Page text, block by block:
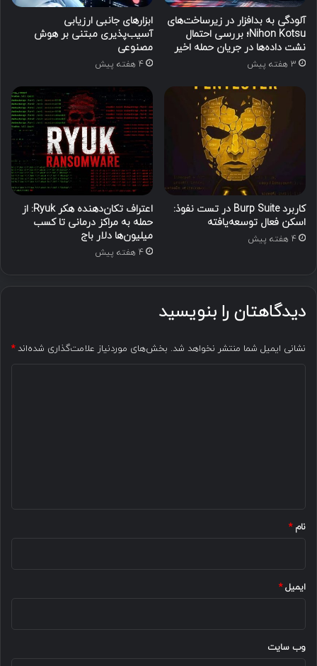
آلودگی به بدافزار در زیرساخت‌های
Nihon Kotsu؛ بررسی احتمال
نشت داده‌ها در جریان حمله اخیر
3 هفته پیش
ابزارهای جانبی ارزیابی
آسیب‌پذیری مبتنی بر هوش
مصنوعی
4 هفته پیش
کاربرد Burp Suite در تست نفوذ:
اسکن فعال توسعه‌یافته
4 هفته پیش
اعتراف تکان‌دهنده هکر Ryuk: از
حمله به مراکز درمانی تا کسب
میلیون‌ها دلار باج
4 هفته پیش
دیدگاهتان را بنویسید
نشانی ایمیل شما منتشر نخواهد شد. بخش‌های موردنیاز علامت‌گذاری شده‌اند*
نام*
ایمیل*
وب‌ سایت